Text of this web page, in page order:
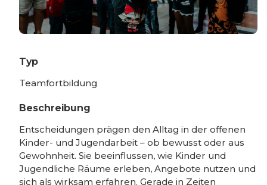
Typ
Teamfortbildung
Beschreibung
Entscheidungen prägen den Alltag in der offenen
Kinder- und Jugendarbeit – ob bewusst oder aus
Gewohnheit. Sie beeinflussen, wie Kinder und
Jugendliche Räume erleben, Angebote nutzen und
sich als wirksam erfahren. Gerade in Zeiten